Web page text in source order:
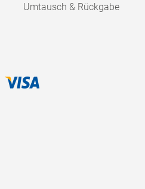
Umtausch & Rückgabe